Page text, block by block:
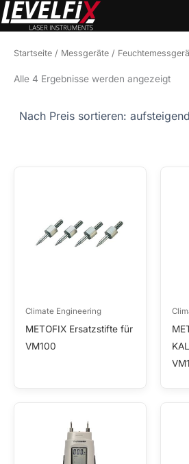
Zum
Inhalt
Startseite / Messgeräte /
Alle 4 Ergebnisse werden angezeigtNach
Climate Engineering
METOFIX Ersatzstifte für
VM100